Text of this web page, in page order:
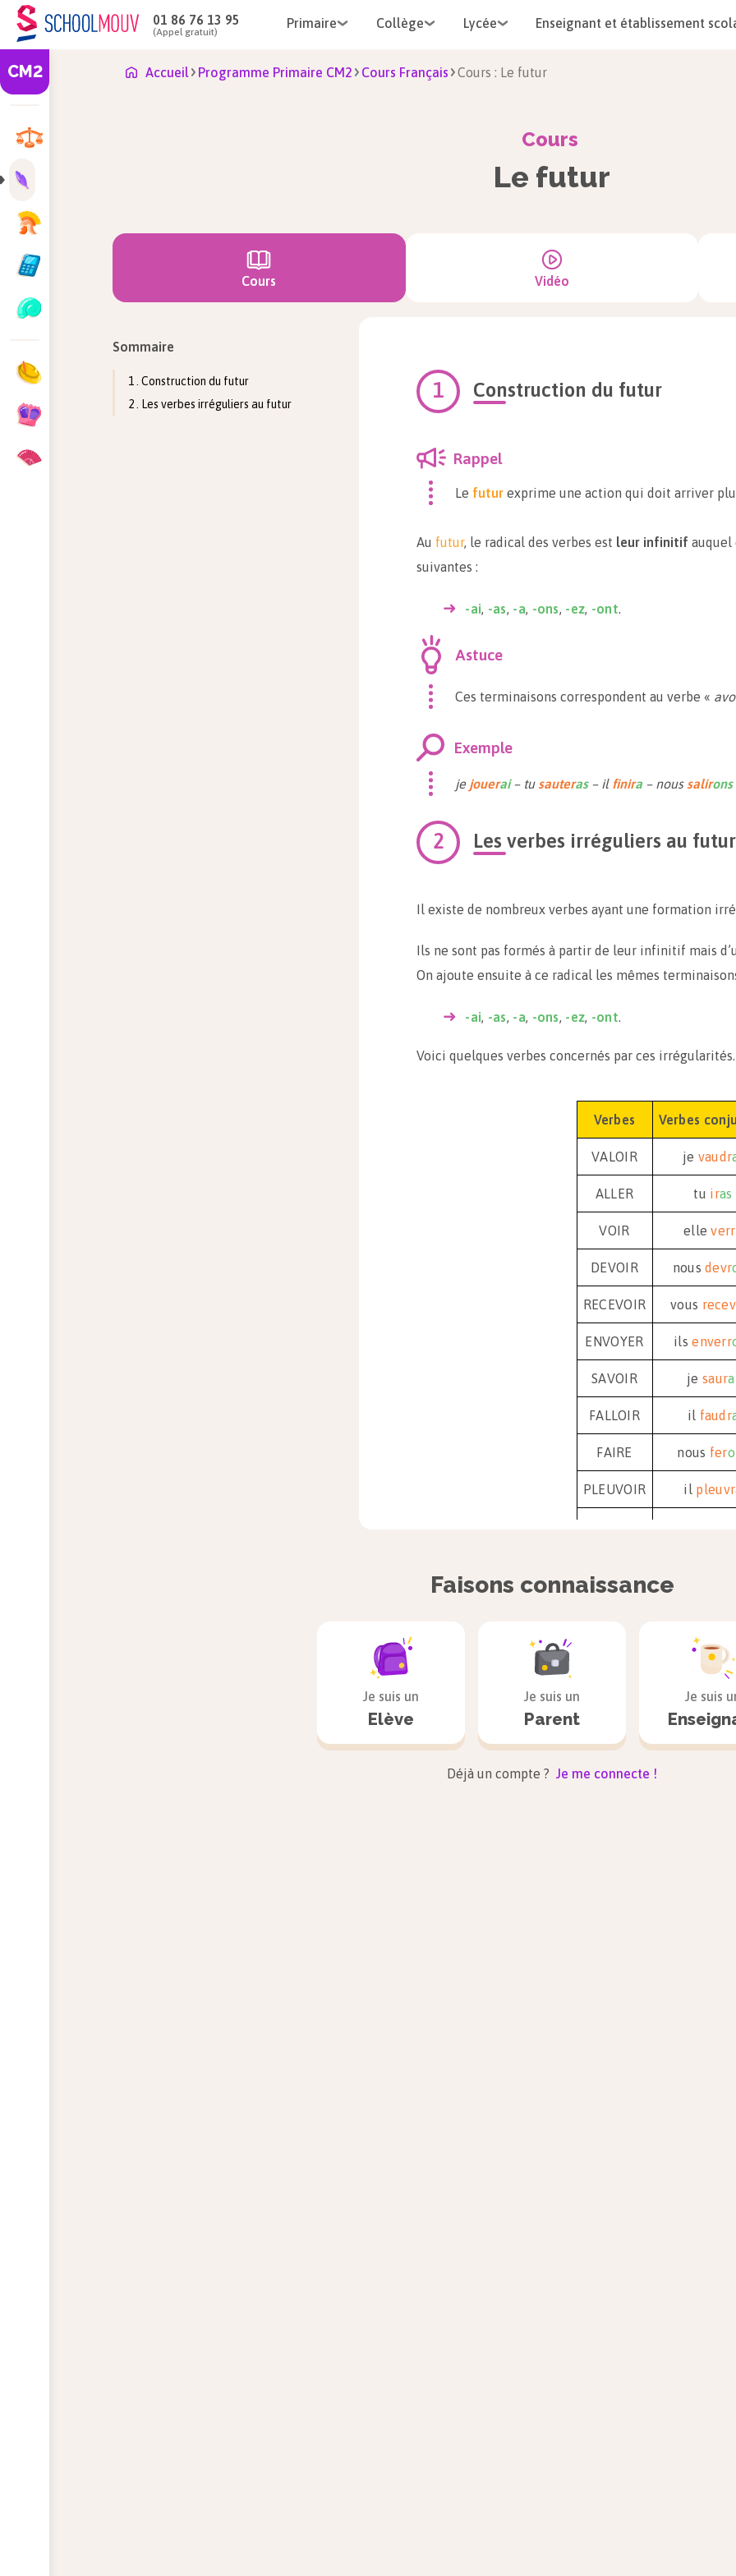
01 86 76 13 95
(Appel gratuit)
Primaire Collège Lycée Enseignant et établissement
CM2 Accueil Programme Primaire CM2 Cours Français Cours : Le futur
Cours
Le futur
Cours Vidéo
Sommaire
1 . Construction du futur
2 . Les verbes irréguliers au futur
Construction du futur
Rappel
Le futur exprime une action qui doit arriver
Au futur, le radical des verbes est leur infinitif auquel
suivantes :
-ai, -as, -a, -ons, -ez, -ont.
Astuce
Ces terminaisons correspondent au verbe «
Exemple
je jouerai– tu sauteras– il finira – nous salirons
Les verbes irréguliers au futur
Il existe de nombreux verbes ayant une formation
Ils ne sont pas formés à partir de leur infinitif mais
On ajoute ensuite à ce radical les mêmes
-ai, -as, -a, -ons, -ez, -ont.
Voici quelques verbes concernés par ces irrégularités.
Verbes Verbes
VALOIR je vaudr
ALLER tu iras
VOIR elleverr
DEVOIR nousdevr
RECEVOIR vous
ENVOYER ilsenverr
SAVOIR jesaur
FALLOIR il faudr
FAIRE nous fer
PLEUVOIR il pleuvr
tuvoudr
Si tu en as besoin, tu peux revoir le cours
Faisons connaissance
Je suis un
Elève
Je suis un
Parent
Je suis
Déjà un compte ? Je me connecte !